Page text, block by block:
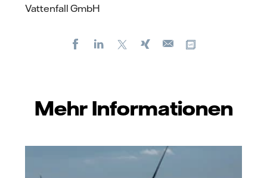
Vattenfall GmbH
FacebookLinkedIn Xing
E-
Mehr Informationen